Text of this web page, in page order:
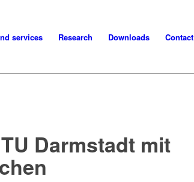
services Research Downloads Contact
Darmstadt mit